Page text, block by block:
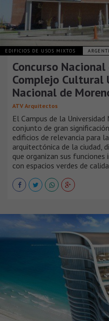
EDIFICIOS DE USOS MIXTOS
Concurso
Complejo Cultural
Nacional de
ATV Arquitectos
El Campus de la
conjunto de gran
edificios de relevancia para
arquitectónica de la ciudad,
que organizan sus funciones
con espacios verdes de